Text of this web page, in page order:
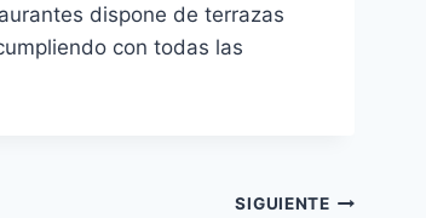
dispone de terrazas
con todas las
SIGUIENTE